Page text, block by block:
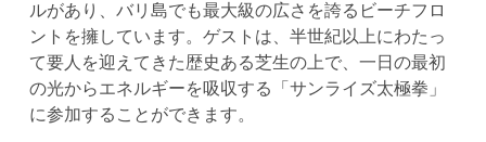
ルがあり、バリ島でも最大級の広さを誇るビーチフロ
ントを擁しています。ゲストは、半世紀以上にわたっ
て要人を迎えてきた歴史ある芝生の上で、一日の最初
の光からエネルギーを吸収する「サンライズ太極拳」
に参加することができます。